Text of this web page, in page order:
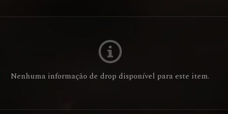
Nenhuma informação de drop disponível para este item.